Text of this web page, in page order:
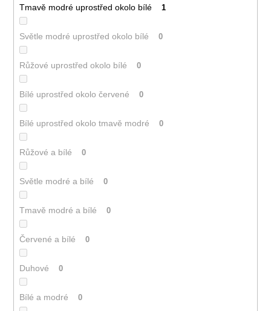
Tmavě modré uprostřed okolo bílé 1
Světle modré uprostřed okolo bílé 0
Růžové uprostřed okolo bílé 0
Bílé uprostřed okolo červené 0
Bílé uprostřed okolo tmavě modré 0
Růžové a bílé 0
Světle modré a bílé 0
Tmavě modré a bílé 0
Červené a bílé 0
Duhové 0
Bílé a modré 0